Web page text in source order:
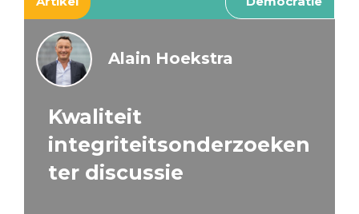
Alain Hoekstra
Kwaliteit
integriteitsonderzoeken
ter discussie